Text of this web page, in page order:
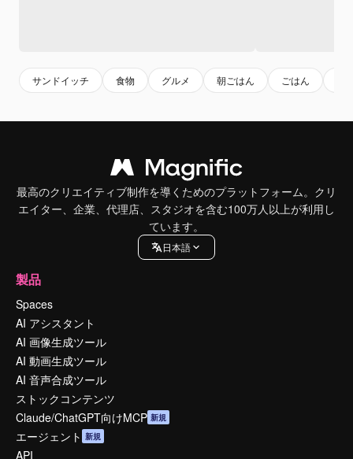
サンドイッチ 食物 グルメ 朝ごはん ごはん
最高のクリエイティブ制作を導くためのプラットフォーム。クリ
エイター、企業、代理店、スタジオを含む100万人以上が利用し
ています。
日本語
製品
Spaces
AI アシスタント
AI 画像生成ツール
AI 動画生成ツール
AI 音声合成ツール
ストックコンテンツ
Claude/ChatGPT向けMCP 新規
エージェント 新規
API